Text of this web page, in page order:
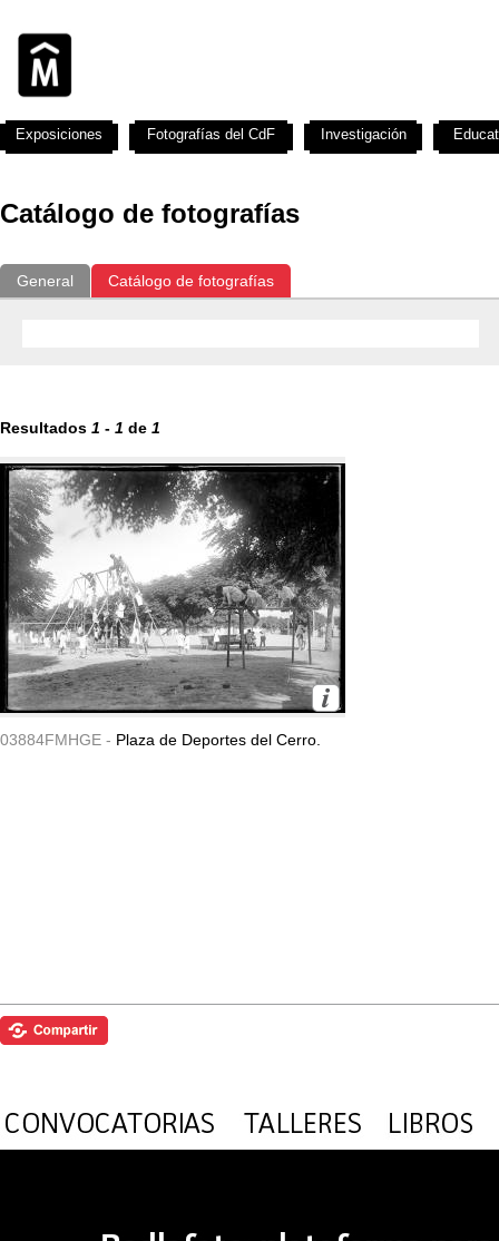
Catálogo de fotografías
General Catálogo de fotografías
Resultados 1 - 1 de 1
03884FMHGE - Plaza de Deportes del Cerro.
Exposiciones Fotografías del CdF Investigación